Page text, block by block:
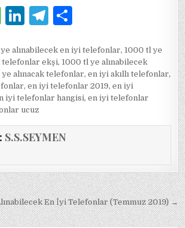
W
at
s
A
p
p
Li
k
e
dI
n
T
e
g
ra
ar
e
alınabilecek en iyi telefonlar, 1000 tl ye
telefonlar ekşi, 1000 tl ye alınabilecek
alınacak telefonlar,en iyi akıllı telefonlar,
,en iyi telefonlar 2019,en iyi
iyi telefonlar hangisi,en iyi telefonlar
ucuz
S.S.SEYMEN
En İyi Telefonlar (Temmuz 2019) →